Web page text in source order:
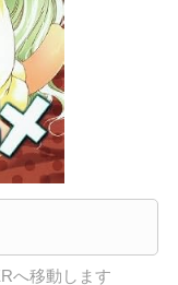
へ移動します